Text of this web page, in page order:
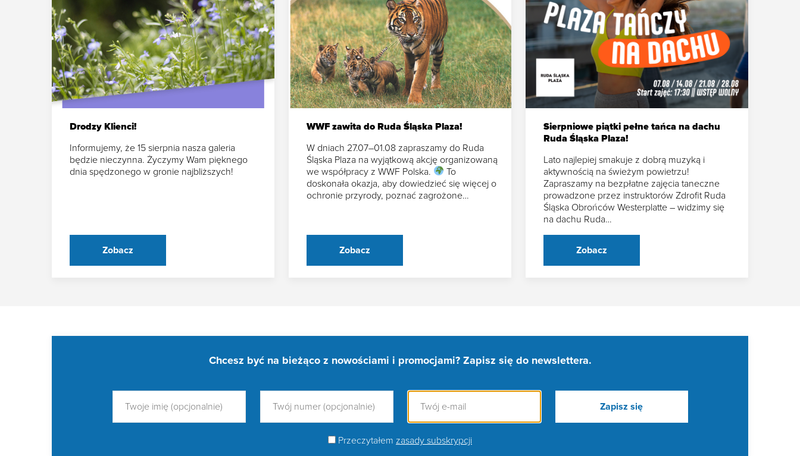
Drodzy Klienci!
Informujemy, że 15 sierpnia nasza galeria
będzie nieczynna. Życzymy Wam pięknego
dnia spędzonego w gronie najbliższych!
Zobacz
WWF zawita do Ruda Śląska Plaza!
W dniach 27.07–01.08 zapraszamy do Ruda
Śląska Plaza na wyjątkową akcję organizowaną
we współpracy z WWF Polska.
To
doskonała okazja, aby dowiedzieć się więcej o
ochronie przyrody, poznać zagrożone…
Zobacz
Sierpniowe piątki pełne tańca na dachu
Ruda Śląska Plaza!
Lato najlepiej smakuje z dobrą muzyką i
aktywnością na świeżym powietrzu!
Zapraszamy na bezpłatne zajęcia taneczne
prowadzone przez instruktorów Zdrofit Ruda
Śląska Obrońców Westerplatte – widzimy się
na dachu Ruda…
Zobacz
Chcesz być na bieżąco z nowościami i promocjami? Zapisz się do newslettera.
Przeczytałem zasady subskrypcji